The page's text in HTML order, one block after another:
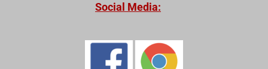
Social Media: